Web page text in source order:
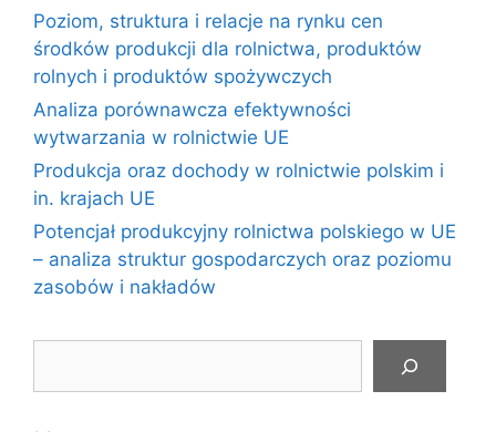
Poziom, struktura i relacje na rynku cen
środków produkcji dla rolnictwa, produktów
rolnych i produktów spożywczych
Analiza porównawcza efektywności
wytwarzania w rolnictwie UE
Produkcja oraz dochody w rolnictwie polskim i
in. krajach UE
Potencjał produkcyjny rolnictwa polskiego w UE
– analiza struktur gospodarczych oraz poziomu
zasobów i nakładów